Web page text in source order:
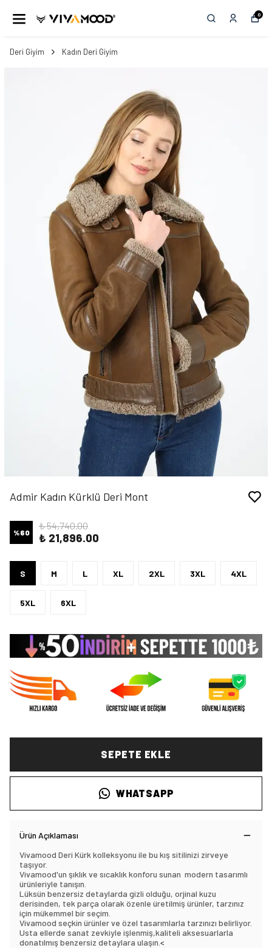
0
Deri Giyim Kadın Deri Giyim
Admir Kadın Kürklü Deri Mont
%60
₺ 54,740.00
₺ 21,896.00
S M L XL 2XL 3XL 4XL
5XL 6XL
SEPETE EKLE
WHATSAPP
Ürün Açıklaması
Vivamood Deri Kürk kolleksyonu ile bu kış sitilinizi zirveye
taşıyor.
Vivamood'un şıklık ve sıcaklık konforu sunan modern tasarımlı
ürünleriyle tanışın.
Lüksün benzersiz detaylarda gizli olduğu, orjinal kuzu
derisinden, tek parça olarak özenle üretilmiş ürünler, tarzınız
için mükemmel bir seçim.
Vivamood seçkin ürünler ve özel tasarımlarla tarzınızı belirliyor.
Usta ellerde sanat zevkiyle işlenmiş,kaliteli aksesuarlarla
donatılmış benzersiz detaylara ulaşın. <